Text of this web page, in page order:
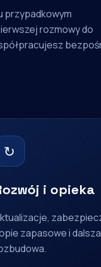
przypadkowym
rozmowy do
↻
i opieka
zapasowe i dalsza